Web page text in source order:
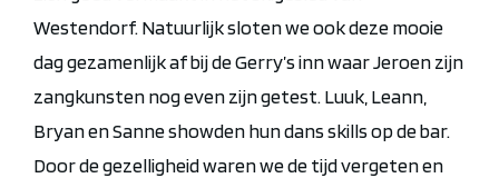
Westendorf. Natuurlijk sloten we ook deze mooie
dag gezamenlijk af bij de Gerry’sinnwaar Jeroenzijn
zangkunsten nog even zijn getest. Luuk, Leann
Bryan en Sanne showden hun dans skills op de bar.
Door de gezelligheid waren we de tijd vergeten en